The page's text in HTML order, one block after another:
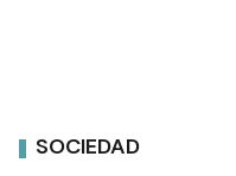
SOCIEDAD